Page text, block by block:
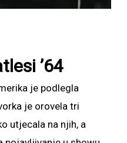
’64
je podlegla
je orovela tri
utjecala na njih, a